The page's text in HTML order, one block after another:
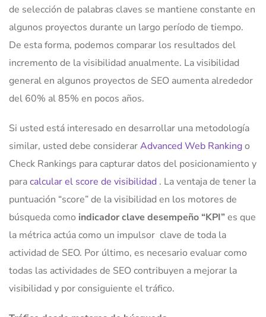
de selección de palabras claves se mantiene constante en
algunos proyectos durante un largo período de tiempo.
De esta forma, podemos comparar los resultados del
incremento de la visibilidad anualmente. La visibilidad
general en algunos proyectos de SEO aumenta alrededor
del 60% al 85% en pocos años.
Si usted está interesado en desarrollar una metodología
similar, usted debe considerarAdvanced Web Rankingo
Check Rankings para capturar datos del posicionamiento y
paracalcular el score de visibilidad . La ventaja de tener la
puntuación “score” de la visibilidad en los motores de
búsqueda como indicador clave desempeño “KPI”es que
la métrica actúa como un impulsor clave de toda la
actividad de SEO. Por último, es necesario evaluar como
todas las actividades de SEO contribuyen a mejorar la
visibilidad y por consiguiente el tráfico.